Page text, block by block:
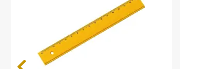
Previous